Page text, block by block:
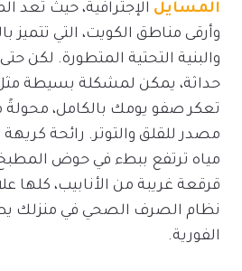
المسايل الإجترافية، حيث تعد
وأرقى مناطق الكويت، التي
والبنية التحتية المتطورة. لكن
حداثة، يمكن لمشكلة بسيطة
تعكر صفو يومك بالكامل، محولةً
مصدر للقلق والتوتر. رائحة
مياه ترتفع ببطء في حوض
قرقعة غريبة من الأنابيب، كلها
نظام الصرف الصحي في منزلك
الفورية.